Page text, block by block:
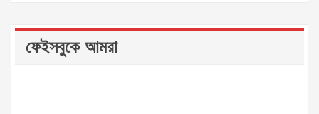
ফেইসবুকে আমরা